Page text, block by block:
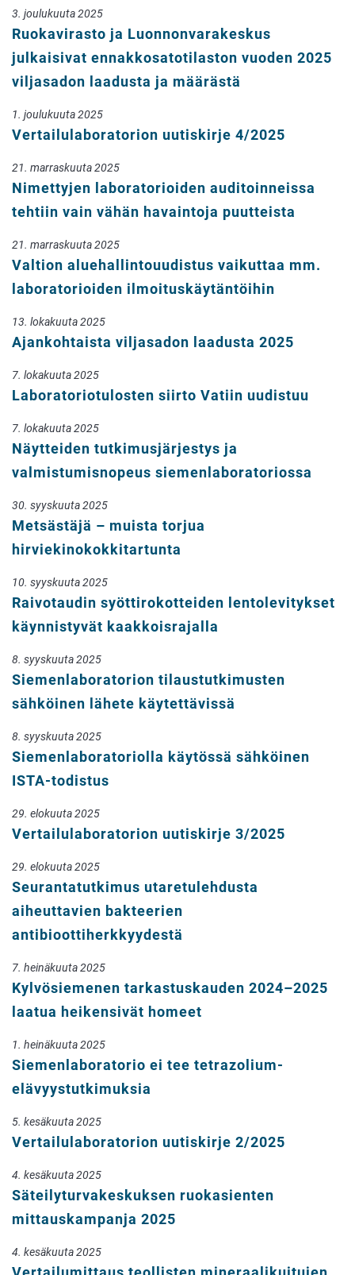
3. joulukuuta 2025
Ruokavirasto ja Luonnonvarakeskus
julkaisivat ennakkosatotilaston vuoden 2025
viljasadon laadusta ja määrästä
1. joulukuuta 2025
Vertailulaboratorion uutiskirje 4/2025
21. marraskuuta 2025
Nimettyjen laboratorioiden auditoinneissa
tehtiin vain vähän havaintoja puutteista
21. marraskuuta 2025
Valtion aluehallintouudistus vaikuttaa mm.
laboratorioiden ilmoituskäytäntöihin
13. lokakuuta 2025
Ajankohtaista viljasadon laadusta 2025
7. lokakuuta 2025
Laboratoriotulosten siirto Vatiin uudistuu
7. lokakuuta 2025
Näytteiden tutkimusjärjestys ja
valmistumisnopeus siemenlaboratoriossa
30. syyskuuta 2025
Metsästäjä – muista torjua
hirviekinokokkitartunta
10. syyskuuta 2025
Raivotaudin syöttirokotteiden lentolevitykset
käynnistyvät kaakkoisrajalla
8. syyskuuta 2025
Siemenlaboratorion tilaustutkimusten
sähköinen lähete käytettävissä
8. syyskuuta 2025
Siemenlaboratoriolla käytössä sähköinen
ISTA-todistus
29. elokuuta 2025
Vertailulaboratorion uutiskirje 3/2025
29. elokuuta 2025
Seurantatutkimus utaretulehdusta
aiheuttavien bakteerien
antibioottiherkkyydestä
7. heinäkuuta 2025
Kylvösiemenen tarkastuskauden 2024–2025
laatua heikensivät homeet
1. heinäkuuta 2025
Siemenlaboratorio ei tee tetrazolium-
elävyystutkimuksia
5. kesäkuuta 2025
Vertailulaboratorion uutiskirje 2/2025
4. kesäkuuta 2025
Säteilyturvakeskuksen ruokasienten
mittauskampanja 2025
4. kesäkuuta 2025